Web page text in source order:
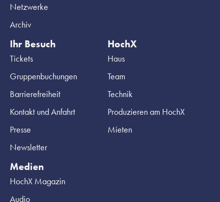
Netzwerke
Archiv
Ihr Besuch
Tickets
Gruppenbuchungen
Barrierefreiheit
Kontakt und Anfahrt
Presse
Newsletter
HochX
Haus
Team
Technik
Produzieren am HochX
Mieten
Medien
HochX Magazin
Audio